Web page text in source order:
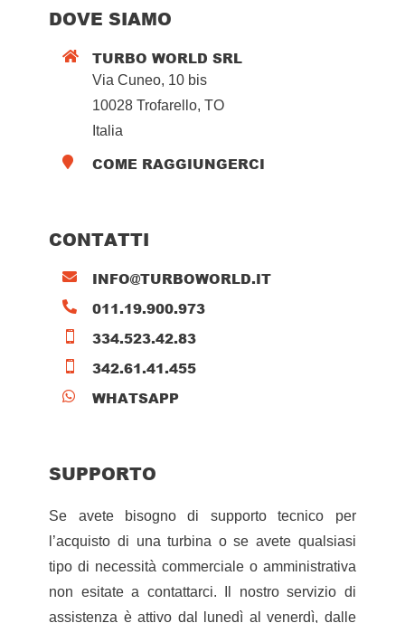
DOVE SIAMO
 TURBO WORLD SRL
Via Cuneo, 10 bis
10028 Trofarello, TO
Italia
 COME RAGGIUNGERCI
CONTATTI
 INFO@TURBOWORLD.IT
 011.19.900.973
 334.523.42.83
 342.61.41.455
 WHATSAPP
SUPPORTO
Se avete bisogno di supporto tecnico per
l’acquisto di una turbina o se avete qualsiasi
tipo di necessità commerciale o amministrativa
non esitate a contattarci. Il nostro servizio di
assistenza è attivo dal lunedì al venerdì, dalle